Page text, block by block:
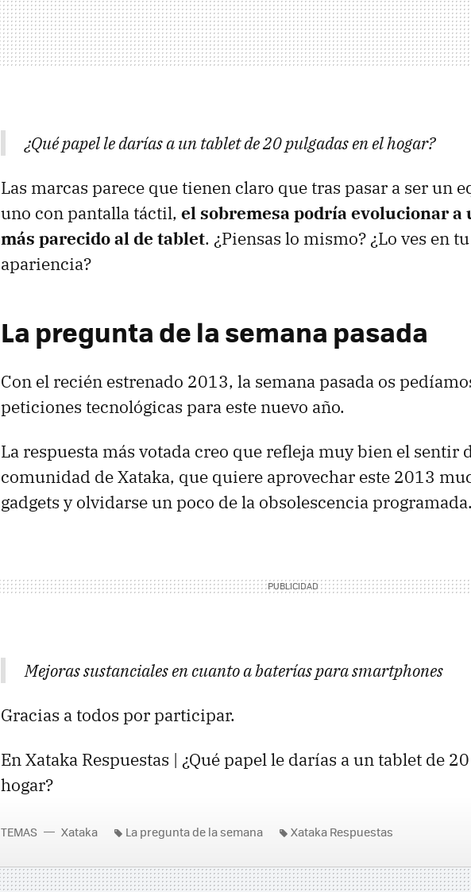
¿Qué papel le darías a un tablet de 20 pulgadas en el hogar?
Las marcas parece que tienen claro que tras pasar a ser un
uno con pantalla táctil, el sobremesa podría evolucionar a
más parecido al de tablet. ¿Piensas lo mismo? ¿Lo ves en
apariencia?
La pregunta de la semana pasada
Con el recién estrenado 2013, la semana pasada os
peticiones tecnológicas para este nuevo año.
La respuesta más votada creo que refleja muy bien el sentir
comunidad de Xataka, que quiere aprovechar este 2013
gadgets y olvidarse un poco de la obsolescencia programada.
Mejoras sustanciales en cuanto a baterías para smartphones
Gracias a todos por participar.
En Xataka Respuestas | ¿Qué papel le darías a un tablet de
hogar?
TEMAS Xataka La pregunta de la semana Xataka Respuestas